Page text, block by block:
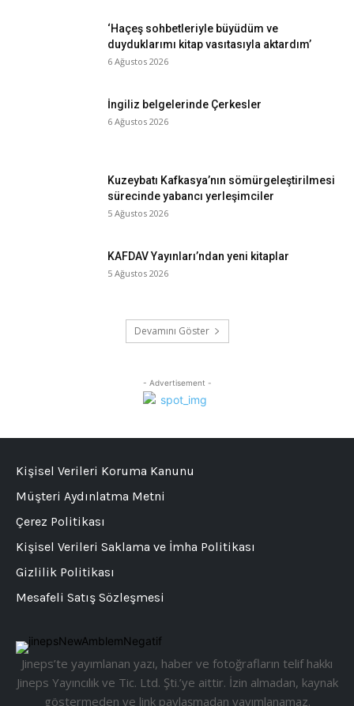
‘Haçeş sohbetleriyle büyüdüm ve
duyduklarımı kitap vasıtasıyla aktardım’
6 Ağustos 2026
İngiliz belgelerinde Çerkesler
6 Ağustos 2026
Kuzeybatı Kafkasya’nın sömürgeleştirilmesi
sürecinde yabancı yerleşimciler
5 Ağustos 2026
KAFDAV Yayınları’ndan yeni kitaplar
5 Ağustos 2026
Devamını Göster
- Advertisement -
Jineps’te yayımlanan yazı, haber ve fotoğrafların telif hakkı
Jineps Yayıncılık ve Tic. Ltd. Şti.’ye aittir. İzin almadan, kaynak
göstermeden ve link paylaşmadan yayımlanamaz.
Kişisel Verileri Koruma Kanunu
Müşteri Aydınlatma Metni
Çerez Politikası
Kişisel Verileri Saklama ve İmha Politikası
Gizlilik Politikası
Mesafeli Satış Sözleşmesi